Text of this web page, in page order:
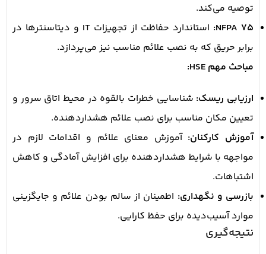
توصیه می‌کند.
NFPA 75:
استاندارد حفاظت از تجهیزات IT و دیتاسنترها در
برابر حریق که به نصب علائم مناسب نیز می‌پردازد.
مباحث مهم HSE:
ارزیابی ریسک: شناسایی خطرات بالقوه در محیط اتاق سرور و
تعیین مکان مناسب برای نصب علائم هشداردهنده.
آموزش کارکنان: آموزش معنای علائم و اقدامات لازم در
مواجهه با شرایط هشداردهنده برای افزایش آمادگی و کاهش
اشتباهات.
بازرسی و نگهداری: اطمینان از سالم بودن علائم و جایگزینی
موارد آسیب‌دیده برای حفظ کارایی.
نتیجه‌گیری